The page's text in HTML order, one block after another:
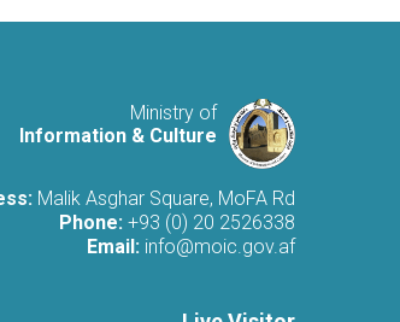
Ministry of
Information & Culture
Malik Asghar Square, MoFA Rd
Phone: +93 (0) 20 2526338
Email: info@moic.gov.af